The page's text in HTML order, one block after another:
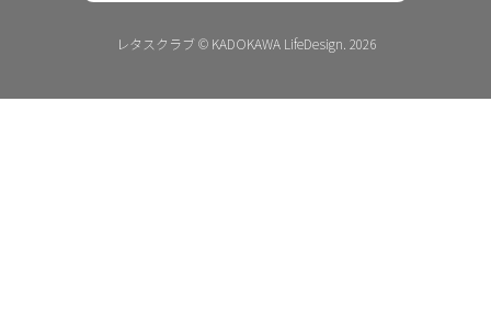
レタスクラブ © KADOKAWA LifeDesign. 2026